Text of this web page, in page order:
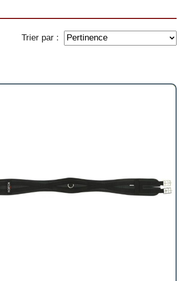
Trier par :